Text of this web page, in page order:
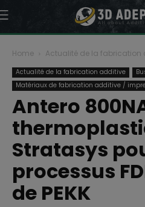
Home Actualité de la fabrication
Actualité de la fabrication additive
Matériaux de fabrication additive /
Antero
Stratasys
processus
de PEKK